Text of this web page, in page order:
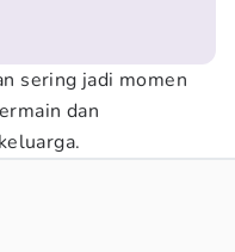
sering jadi momen
dan